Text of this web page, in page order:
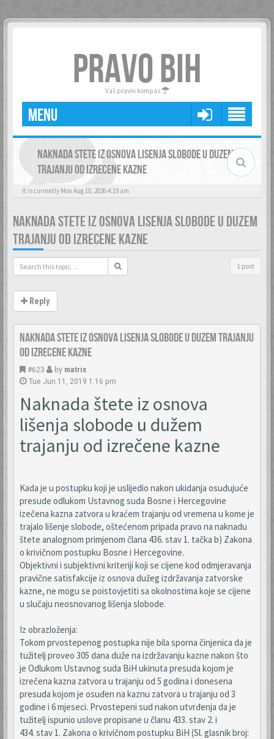
PRAVO BIH
Vaš pravni kompas
MENU
NAKNADA STETE IZ OSNOVA LISENJA SLOBODE U DUZEM
TRAJANJU OD IZRECENE KAZNE
It is currently Mon Aug 10, 2026 4:19 am
NAKNADA STETE IZ OSNOVA LISENJA SLOBODE U DUZEM
TRAJANJU OD IZRECENE KAZNE
1 post
Reply
Naknada stete iz osnova lisenja slobode u duzem trajanju
od izrecene kazne
#623 by matrix
Tue Jun 11, 2019 1:16 pm
Naknada štete iz osnova
lišenja slobode u dužem
trajanju od izrečene kazne
Kada je u postupku koji je uslijedio nakon ukidanja osuđujuće
presude odlukom Ustavnog suda Bosne i Hercegovine
izečena kazna zatvora u kraćem trajanju od vremena u kome je
trajalo lišenje slobode, oštećenom pripada pravo na naknadu
štete analognom primjenom člana 436. stav 1. tačka b) Zakona
o krivičnom postupku Bosne i Hercegovine.
Objektivni i subjektivni kriteriji koji se cijene kod odmjeravanja
pravične satisfakcije iz osnova dužeg izdržavanja zatvorske
kazne, ne mogu se poistovjetiti sa okolnostima koje se cijene
u slučaju neosnovanog lišenja slobode.
Iz obrazloženja:
Tokom prvostepenog postupka nije bila sporna činjenica da je
tužitelj proveo 305 dana duže na izdržavanju kazne nakon što
je Odlukom Ustavnog suda BiH ukinuta presuda kojom je
izrečena kazna zatvora u trajanju od 5 godina i donesena
presuda kojom je osuđen na kaznu zatvora u trajanju od 3
godine i 6 mjeseci. Prvostepeni sud nakon utvrđenja da je
tužitelj ispunio uslove propisane u članu 433. stav 2. i
434. stav 1. Zakona o krivičnom postupku BiH (Sl. glasnik broj: